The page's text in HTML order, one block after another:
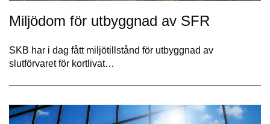
Miljödom för utbyggnad av SFR
SKB har i dag fått miljötillstånd för utbyggnad av
slutförvaret för kortlivat…